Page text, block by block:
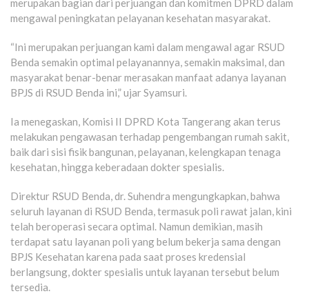
merupakan bagian dari perjuangan dan komitmen DPRD dalam
mengawal peningkatan pelayanan kesehatan masyarakat.
“Ini merupakan perjuangan kami dalam mengawal agar RSUD
Benda semakin optimal pelayanannya, semakin maksimal, dan
masyarakat benar-benar merasakan manfaat adanya layanan
BPJS di RSUD Benda ini,” ujar Syamsuri.
Ia menegaskan, Komisi II DPRD Kota Tangerang akan terus
melakukan pengawasan terhadap pengembangan rumah sakit,
baik dari sisi fisik bangunan, pelayanan, kelengkapan tenaga
kesehatan, hingga keberadaan dokter spesialis.
Direktur RSUD Benda, dr. Suhendra mengungkapkan, bahwa
seluruh layanan di RSUD Benda, termasuk poli rawat jalan, kini
telah beroperasi secara optimal. Namun demikian, masih
terdapat satu layanan poli yang belum bekerja sama dengan
BPJS Kesehatan karena pada saat proses kredensial
berlangsung, dokter spesialis untuk layanan tersebut belum
tersedia.